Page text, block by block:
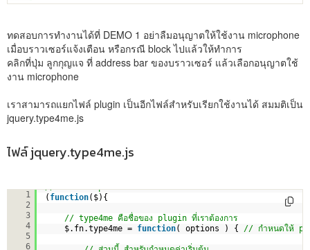
ทดสอบการทำงานได้ที่ DEMO 1 อย่าลืมอนุญาตให้ใช้งาน microphone
เมื่อบราวเซอร์แจ้งเตือน หรือกรณี block ไปแล้วให้ทำการ
คลิกที่ปุ่ม ลูกกุญแจ ที่ address bar ของบราวเซอร์ แล้วเลือกอนุญาตใช้
งาน microphone
เราสามารถแยกไฟล์ plugin เป็นอีกไฟล์สำหรับเรียกใช้งานได้ สมมติเป็น
jquery.type4me.js
ไฟล์ jquery.type4me.js
1
2
3
4
5
6
( function($){
// type4me คือชื่อของ plugin ที่เราต้องการ
$.fn.type4me = function( options ) { // กำหนดให้